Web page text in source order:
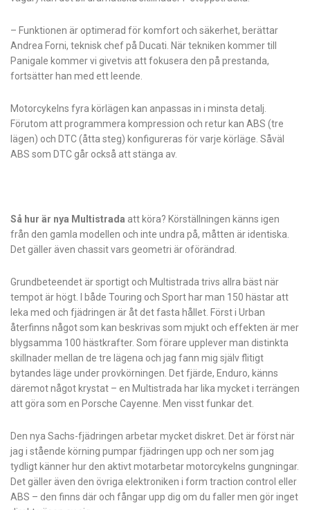
– Funktionen är optimerad för komfort och säkerhet, berättar
Andrea Forni, teknisk chef på Ducati. När tekniken kommer till
Panigale kommer vi givetvis att fokusera den på prestanda,
fortsätter han med ett leende.
Motorcykelns fyra körlägen kan anpassas in i minsta detalj.
Förutom att programmera kompression och retur kan ABS (tre
lägen) och DTC (åtta steg) konfigureras för varje körläge. Såväl
ABS som DTC går också att stänga av.
Så hur är nya Multistrada att köra? Körställningen känns igen
från den gamla modellen och inte undra på, måtten är identiska.
Det gäller även chassit vars geometri är oförändrad.
Grundbeteendet är sportigt och Multistrada trivs allra bäst när
tempot är högt. I både Touring och Sport har man 150 hästar att
leka med och fjädringen är åt det fasta hållet. Först i Urban
återfinns något som kan beskrivas som mjukt och effekten är mer
blygsamma 100 hästkrafter. Som förare upplever man distinkta
skillnader mellan de tre lägena och jag fann mig själv flitigt
bytandes läge under provkörningen. Det fjärde, Enduro, känns
däremot något krystat – en Multistrada har lika mycket i terrängen
att göra som en Porsche Cayenne. Men visst funkar det.
Den nya Sachs-fjädringen arbetar mycket diskret. Det är först när
jag i stående körning pumpar fjädringen upp och ner som jag
tydligt känner hur den aktivt motarbetar motorcykelns gungningar.
Det gäller även den övriga elektroniken i form traction control eller
ABS – den finns där och fångar upp dig om du faller men gör inget